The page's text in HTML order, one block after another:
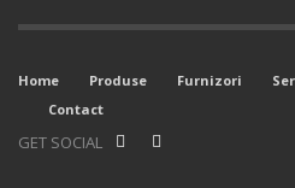
Home Produse Furnizori
Contact
GET SOCIAL